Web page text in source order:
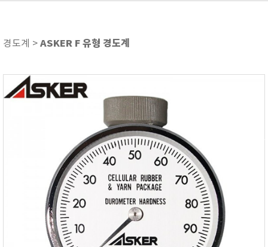
ATAGO
BARIGO
Bellingham+Stanley
CIRRUS Research
DA METER®
Delta-OHM
DOHTOYO
DRAGER (드레가)
e-Plus Innovation
경도계 > ASKER F 유형 경도계